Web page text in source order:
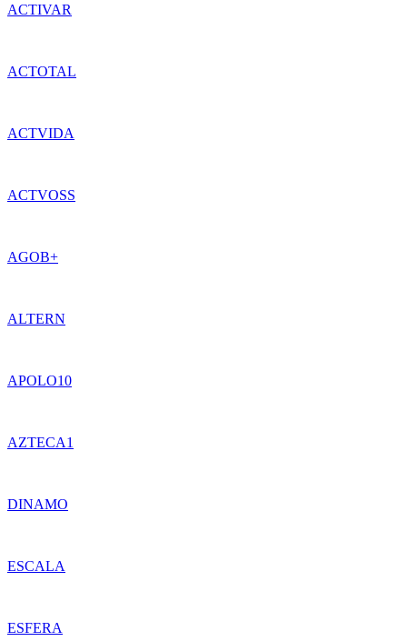
ACTIVAR
ACTOTAL
ACTVIDA
ACTVOSS
AGOB+
ALTERN
APOLO10
AZTECA1
DINAMO
ESCALA
ESFERA